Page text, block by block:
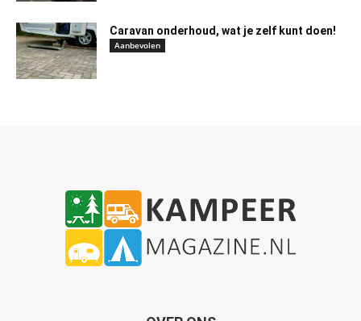
Caravan onderhoud, wat je zelf kunt doen!
Aanbevolen